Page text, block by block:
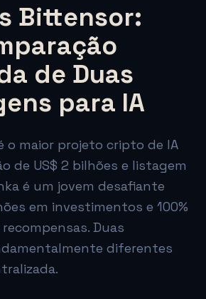
Bittensor:
de Duas
para IA
o maior projeto cripto de IA
de US$ 2 bilhões e listagem
é um jovem desafiante
em investimentos e 100%
Duas
diferentes